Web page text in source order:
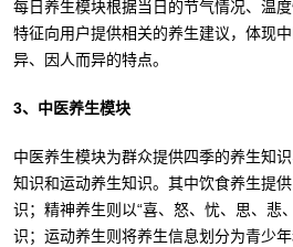
每日养生模块根据当日的节气情况、温
特征向用户提供相关的养生建议，体现
异、因人而异的特点。
3、中医养生模块
中医养生模块为群众提供四季的养生知
知识和运动养生知识。其中饮食养生提
识；精神养生则以“喜、怒、忧、思、悲
识；运动养生则将养生信息划分为青少年